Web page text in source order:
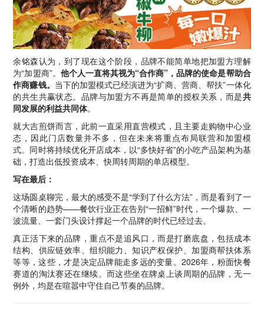
余铭森认为，到了现在这个阶段，品牌不能简单地把加盟方理解
为“加盟商”。 他个人一直将其视为“合作商”，品牌的使命是帮助合
作商赚钱。 当下的加盟模式已经演进为“扩商、营商、帮扶”一体化
的共生共赢状态。品牌与加盟方不再是简单的授权关系，而是共
同发展的利益共同体。
就大吉煎饼而言，此前一直采用直营模式，且主要走购物中心业
态，因此门店数量并不多，但在未来将重点布局联营和加盟模
式。同时将持续优化开店成本，以“多快好省”的小吃产品架构为基
础，打造出低投资成本、快周转周期的单店模型。
写在最后：
这场圆桌聊完，最大的感受不是“学到了什么方法”，而是看到了一
个清晰的趋势——餐饮行业正在告别“一招鲜”时代，一个爆款、一
波流量、一套门头设计撑起一个品牌的时代已经过去。
真正活下来的品牌，重点不是追风口，而是打磨底盘，包括成本
结构、供应链效率、组织能力、知识产权保护、加盟商帮扶体系
等等，这些，才是决定品牌能走多远的变量。2026年，粉面快餐
赛道的淘汰赛还在继续。而这些坐在牌桌上谈周期的品牌，无一
例外，均是在喧嚣中守住自己节奏的品牌。